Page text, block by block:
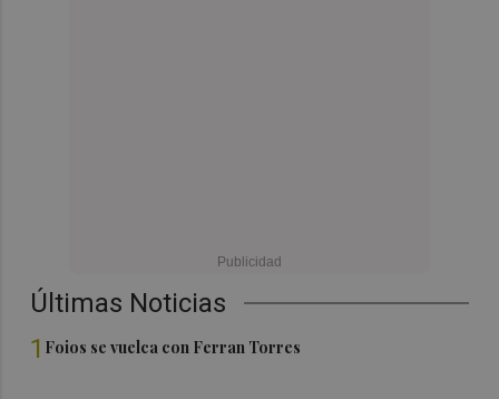
Últimas Noticias
1 Foios se vuelca con Ferran Torres